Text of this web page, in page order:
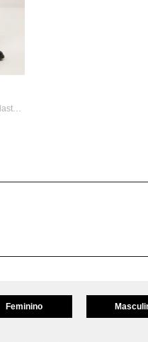
Calça Sarja Masculina Slim Fit Elastano ...
Feminino